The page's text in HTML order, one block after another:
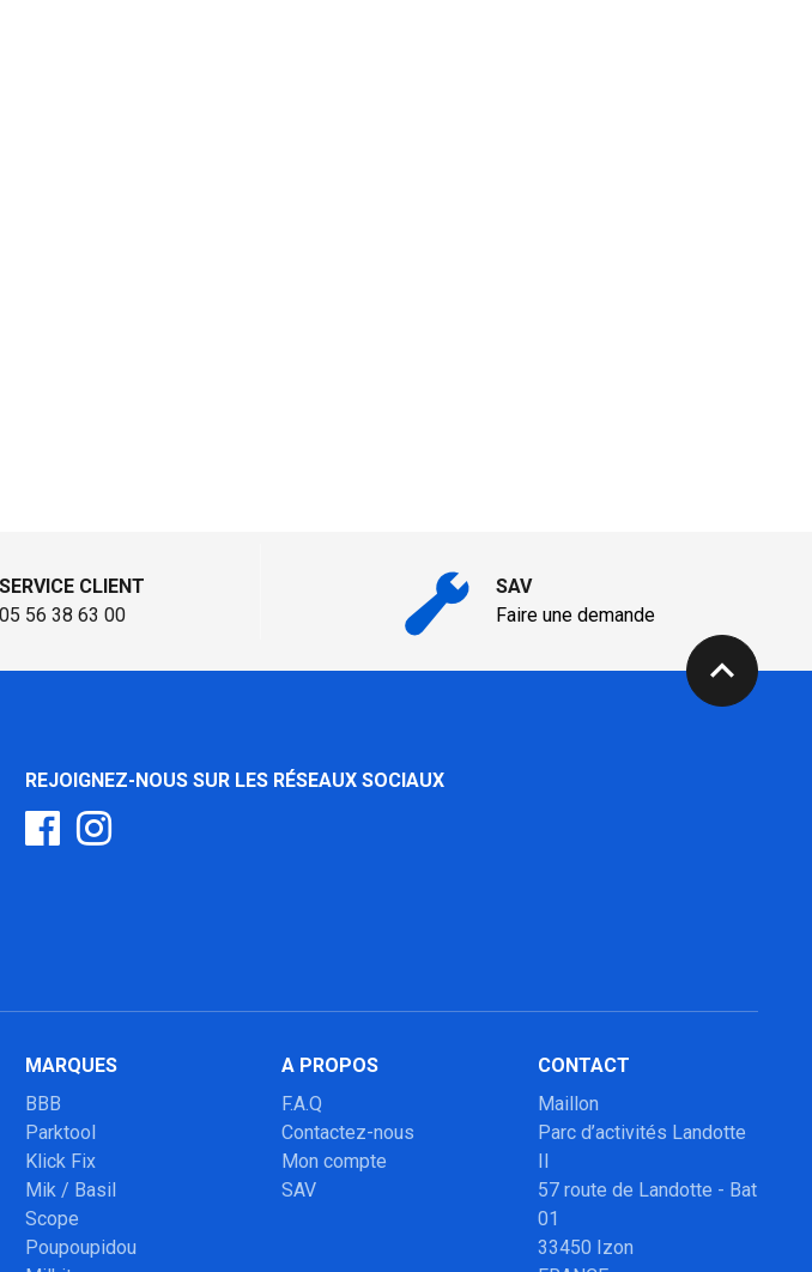
SERVICE CLIENT
05 56 38 63 00
SAV
Faire une demande
expand_less
REJOIGNEZ-NOUS SUR LES RÉSEAUX SOCIAUX
MARQUES
BBB
Parktool
Klick Fix
Mik / Basil
Scope
Poupoupidou
A PROPOS
F.A.Q
Contactez-nous
Mon compte
SAV
CONTACT
Maillon
Parc d’activités Landotte
II
57 route de Landotte - Bat
01
33450 Izon